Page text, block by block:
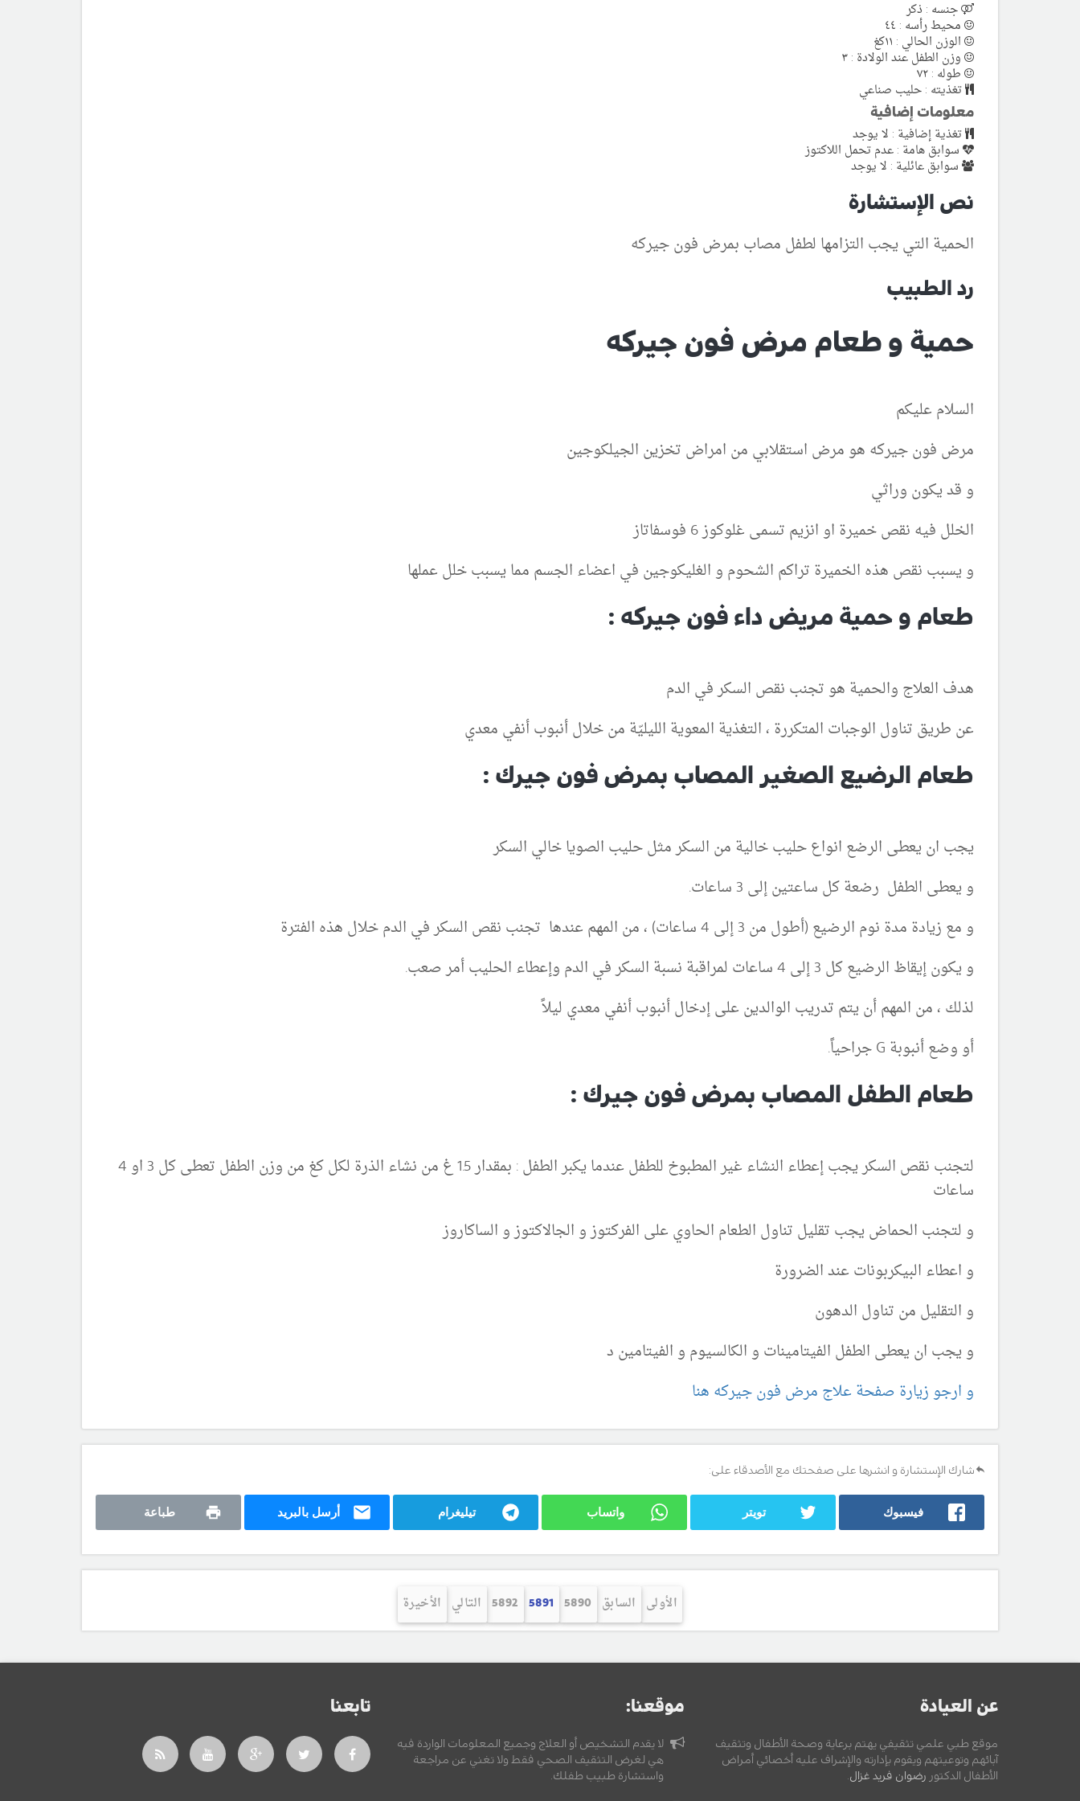
جنسه : ذكر
محيط رأسه : ٤٤
الوزن الحالي : ١١كغ
وزن الطفل عند الولادة : ٣
طوله : ٧٢
تغذيته : حليب صناعي
معلومات إضافية
تغذية إضافية : لا يوجد
سوابق هامة : عدم تحمل اللاكتوز
سوابق عائلية : لا يوجد
نص الإستشارة
الحمية التي يجب التزامها لطفل مصاب بمرض فون جيركه
رد الطبيب
حمية و طعام مرض فون جيركه
السلام عليكم
مرض فون جيركه هو مرض استقلابي من امراض تخزين الجيلكوجين
و قد يكون وراثي
الخلل فيه نقص خميرة او انزيم تسمى غلوكوز 6 فوسفاتاز
و يسبب نقص هذه الخميرة تراكم الشحوم و الغليكوجين في اعضاء الجسم مما يسبب خلل عملها
طعام و حمية مريض داء فون جيركه :
هدف العلاج والحمية هو تجنب نقص السكر في الدم
عن طريق تناول الوجبات المتكررة ، التغذية المعوية الليليّة من خلال أنبوب أنفي معدي
طعام الرضيع الصغير المصاب بمرض فون جيرك :
يجب ان يعطى الرضع انواع حليب خالية من السكر مثل حليب الصويا خالي السكر
و يعطى الطفل رضعة كل ساعتين إلى 3 ساعات.
و مع زيادة مدة نوم الرضيع (أطول من 3 إلى 4 ساعات) ، من المهم عندها تجنب نقص السكر في الدم خلال هذه الفترة
و يكون إيقاظ الرضيع كل 3 إلى 4 ساعات لمراقبة نسبة السكر في الدم وإعطاء الحليب أمر صعب.
لذلك ، من المهم أن يتم تدريب الوالدين على إدخال أنبوب أنفي معدي ليلاً
أو وضع أنبوبة G جراحياً.
طعام الطفل المصاب بمرض فون جيرك :
لتجنب نقص السكر يجب إعطاء النشاء غير المطبوخ للطفل عندما يكبر الطفل : بمقدار 1.5 غ من نشاء الذرة لكل كغ من وزن الطفل تعطى كل 3 او 4
ساعات
و لتجنب الحماض يجب تقليل تناول الطعام الحاوي على الفركتوز و الجالاكتوز و الساكاروز
و اعطاء البيكربونات عند الضرورة
و التقليل من تناول الدهون
و يجب ان يعطى الطفل الفيتامينات و الكالسيوم و الفيتامين د
و ارجو زيارة صفحة علاج مرض فون جيركه هنا
شارك الإستشارة و انشرها على صفحتك مع الأصدقاء على:
فيسبوك تويتر واتساب تيليغرام أرسل بالبريد طباعة
الأولى السابق 5890
5891
5892 التالي الأخيرة
عن العيادة
موقع طبي علمي تثقيفي يهتم برعاية وصحة الأطفال وتثقيف
آبائهم وتوعيتهم ويقوم بإدارته والإشراف عليه أخصائي أمراض
الأطفال الدكتور رضوان فريد غزال.
موقعنا:
لا يقدم التشخيص أو العلاج وجميع المعلومات الواردة فيه
هي لغرض التثقيف الصحي فقط ولا تغني عن مراجعة
واستشارة طبيب طفلك.
تابعنا